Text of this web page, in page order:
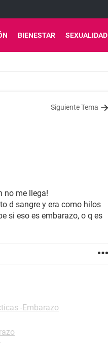
BIENESTAR SEXUALIDAD
Siguiente Tema
no me llega!
d sangre y era como hilos
si eso es embarazo, o q es
-Embarazo